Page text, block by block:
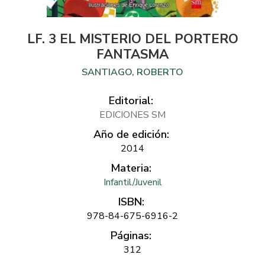
LF. 3 EL MISTERIO DEL PORTERO
FANTASMA
SANTIAGO, ROBERTO
Editorial:
EDICIONES SM
Año de edición:
2014
Materia:
Infantil/Juvenil
ISBN:
978-84-675-6916-2
Páginas:
312